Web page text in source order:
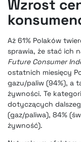
Wzrost
Aż 61% Polaków
sprawia, że stać ich
Future Consumer
ostatnich miesięcy
gazu/paliw (94%), a
żywności. Te
dotyczących
(gaz/paliwa), 84%
żywność).